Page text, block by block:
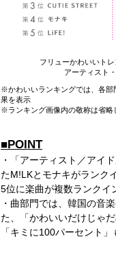
フリューかわいいト
アーティスト
※かわいいランキングでは、各部
果を表示
※ランキング画像内の敬称は省略
■POINT
・「アーティスト／アイ
たM!LKとモナキがランク
5位に楽曲が複数ランクイ
・曲部門では、韓国の音
た、「かわいいだけじゃ
「キミに100パーセント